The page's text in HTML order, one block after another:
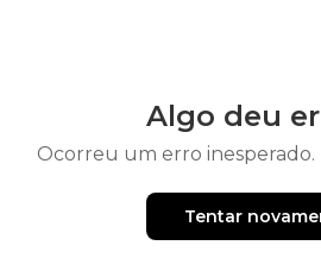
Algo deu
Ocorreu um erro
Tentar